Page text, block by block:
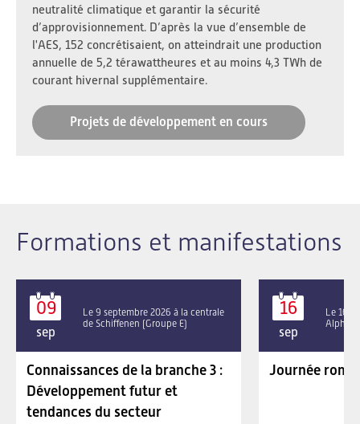
neutralité climatique et garantir la sécurité
d’approvisionnement. D’après la vue d’ensemble de
l'AES, 152 concrétisaient, on atteindrait une production
annuelle de 5,2 térawattheures et au moins 4,3 TWh de
courant hivernal supplémentaire.
Projets de développement en cours
Formations et manifestations
09
sep
Le 9 septembre 2026 à la centrale
de Schiffenen (Groupe E)
Connaissances de la branche 3 :
Développement futur et
tendances du secteur
16
sep
Le 16
Alpha
Journée